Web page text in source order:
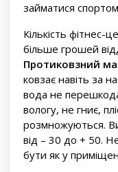
займатися
Кількість фітнес-
більше грошей
Протиковзний
ковзає навіть за
вода не
вологу, не гниє,
розмножуються.
від – 30 до + 50.
бути як у